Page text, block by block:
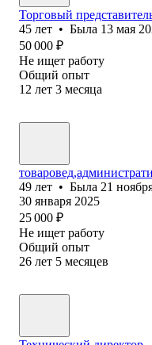
Торговый
45 лет • Была 13 мая
50 000 ₽
Не ищет работу
Общий опыт
12 лет 3 месяца
49 лет • Была 21
30 января 2025
25 000 ₽
Не ищет работу
Общий опыт
26 лет 5 месяцев